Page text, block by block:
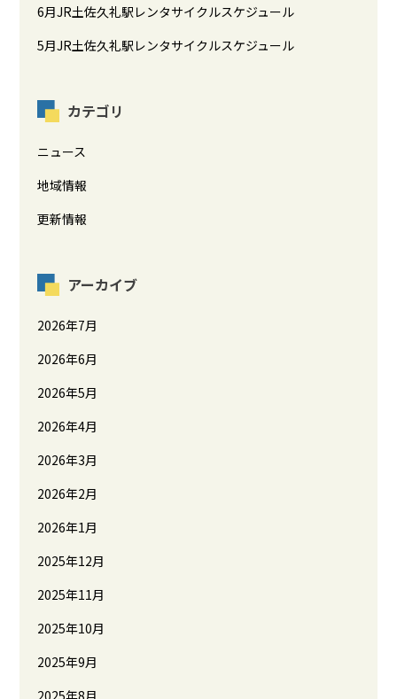
6月JR土佐久礼駅レンタサイクルスケジュール
5月JR土佐久礼駅レンタサイクルスケジュール
カテゴリ
ニュース
地域情報
更新情報
アーカイブ
2026年7月
2026年6月
2026年5月
2026年4月
2026年3月
2026年2月
2026年1月
2025年12月
2025年11月
2025年10月
2025年9月